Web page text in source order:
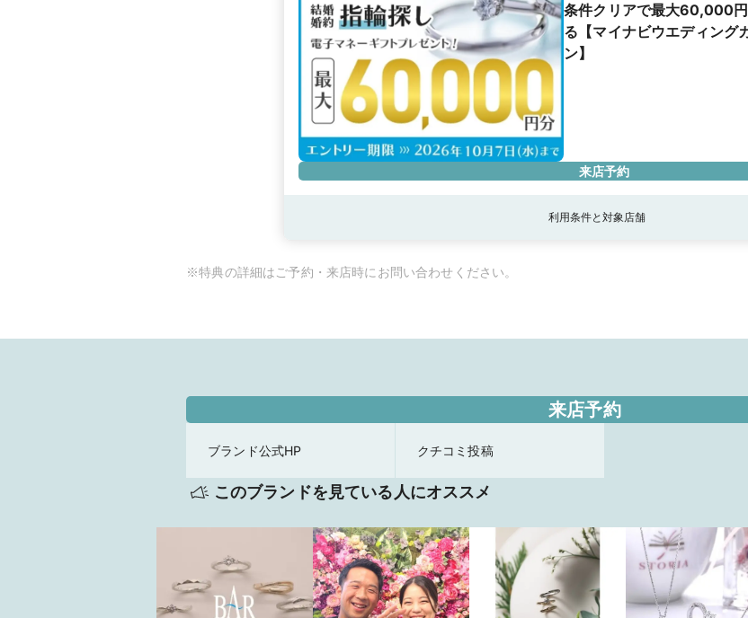
条件クリアで最大60,000
る【マイナビウエディング
ン】
来店予約
利用条件と対象店舗
※特典の詳細はご予約・来店時にお問い合わせください。
来店予約
ブランド公式HP クチコミ投稿
このブランドを見ている人にオススメ